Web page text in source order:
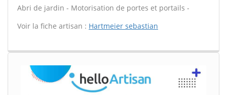
Abri de jardin - Motorisation de portes et portails -
Voir la fiche artisan : Hartmeier sebastian